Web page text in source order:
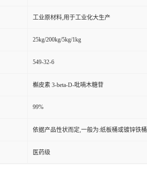
工业原材料,用于工业化大生产
25kg/200kg/5kg/1kg
549-32-6
槲皮素 3-beta-D-吡喃木糖苷
99%
依据产品性状而定,一般为:纸板桶或镀锌铁桶
医药级